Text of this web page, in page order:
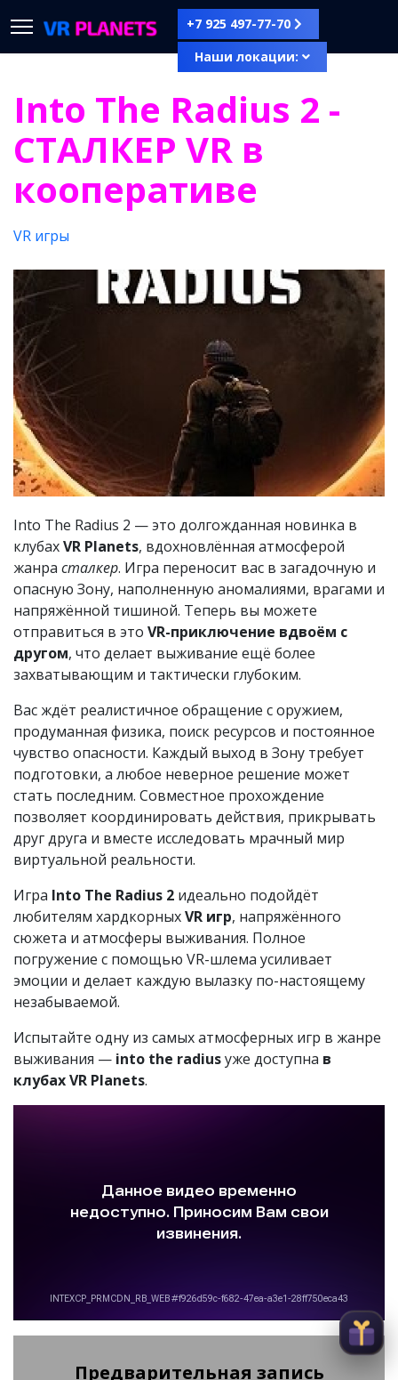
+7 925 497-77-70
Наши локации:
Into The Radius 2 -
СТАЛКЕР VR в
кооперативе
VR игры
Into The Radius 2 — это долгожданная новинка в
клубахVR Planets, вдохновлённая атмосферой
жанра сталкер. Игра переносит вас в загадочную и
опасную Зону, наполненную аномалиями, врагами и
напряжённой тишиной. Теперь вы можете
отправиться в это VR-приключение вдвоём с
другом, что делает выживание ещё более
захватывающим и тактически глубоким.
Вас ждёт реалистичное обращение с оружием,
продуманная физика, поиск ресурсов и постоянное
чувство опасности. Каждый выход в Зону требует
подготовки, а любое неверное решение может
стать последним. Совместное прохождение
позволяет координировать действия, прикрывать
друг друга и вместе исследовать мрачный мир
виртуальной реальности.
Игра Into The Radius 2 идеально подойдёт
любителям хардкорныхVR игр, напряжённого
сюжета и атмосферы выживания. Полное
погружение с помощью VR-шлема усиливает
эмоции и делает каждую вылазку по-настоящему
незабываемой.
Испытайте одну из самых атмосферных игр в жанре
выживания — into the radiusуже доступна в
клубах VR Planets.
Предварительная запись